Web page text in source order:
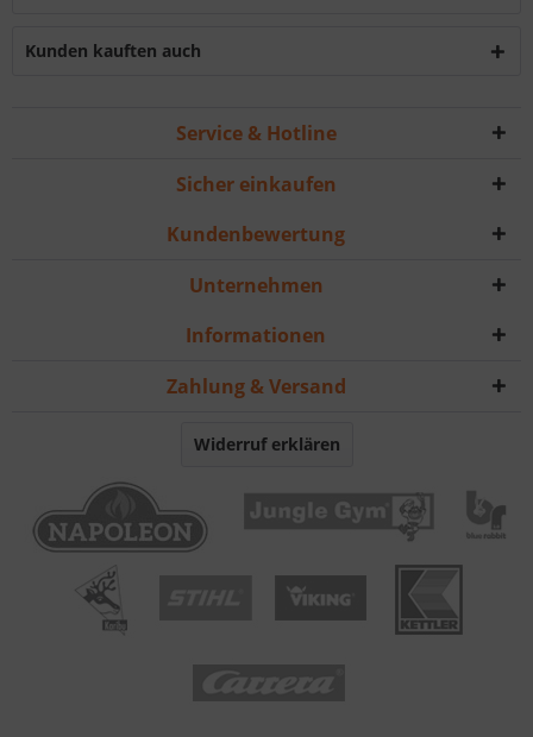
Kunden kauften auch
Service & Hotline
Sicher einkaufen
Kundenbewertung
Unternehmen
Informationen
Zahlung & Versand
Widerruf erklären